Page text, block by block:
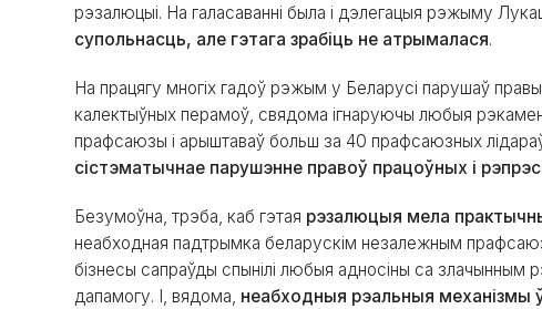
рэзалюцыі. На галасаванні была і дэлегацыя рэжыму
супольнасць, але гэтага зрабіць не атрымалася.
На працягу многіх гадоў рэжым у Беларусі парушаў
калектыўных перамоў, свядома ігнаруючы любыя
прафсаюзы і арыштаваў больш за 40 прафсаюзных лідараў
сістэматычнае парушэнне правоў працоўных і
Безумоўна, трэба, каб гэтая рэзалюцыя мела
неабходная падтрымка беларускім незалежным
бізнесы сапраўды спынілі любыя адносіны са злачынным
дапамогу. І, вядома, неабходныя рэальныя